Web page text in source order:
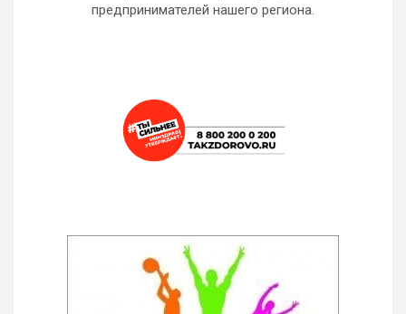
предпринимателей нашего региона.